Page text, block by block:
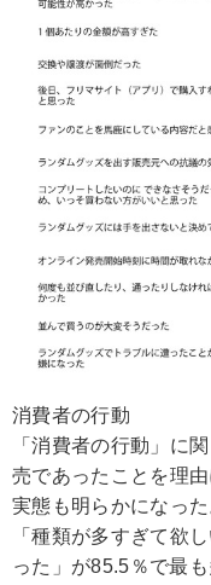
消費者の行動
「消費者の行動」に
売であったことを理
実態も明らかになっ
「種類が多すぎて欲
った」が85.5％で最